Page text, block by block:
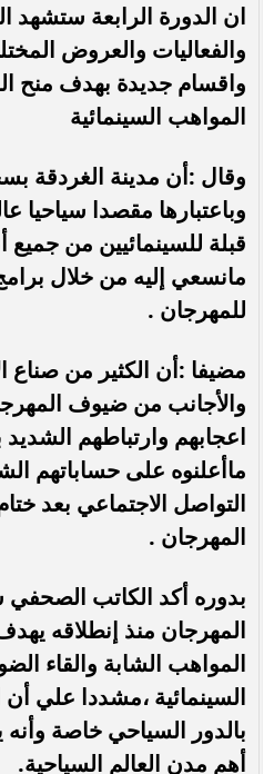
ان الدورة الرابعة ستشهد
والفعاليات والعروض
واقسام جديدة بهدف منح
المواهب السينمائية
وقال :أن مدينة الغردقة
وباعتبارها مقصدا سياحيا
قبلة للسينمائيين من جميع
مانسعي إليه من خلال
للمهرجان .
مضيفا :أن الكثير من صناع
والأجانب من ضيوف
اعجابهم وارتباطهم الشديد
ماأعلنوه على حساباتهم
التواصل الاجتماعي بعد
المهرجان .
بدوره أكد الكاتب
المهرجان منذ إنطلاقه
المواهب الشابة والقاء
السينمائية ،مشددا علي أن
بالدور السياحي خاصة
أهم مدن العالم السياحية.